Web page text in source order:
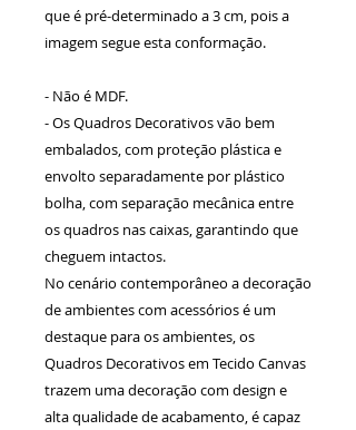
que é pré-determinado a 3 cm, pois a
imagem segue esta conformação.
- Não é MDF.
- Os Quadros Decorativos vão bem
embalados, com proteção plástica e
envolto separadamente por plástico
bolha, com separação mecânica entre
os quadros nas caixas, garantindo que
cheguem intactos.
No cenário contemporâneo a decoração
de ambientes com acessórios é um
destaque para os ambientes, os
Quadros Decorativos em Tecido Canvas
trazem uma decoração com design e
alta qualidade de acabamento, é capaz